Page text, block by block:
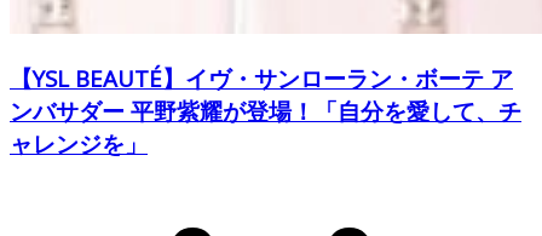
【YSL BEAUTÉ】イヴ・サンローラン・ボーテ ア
ンバサダー 平野紫耀が登場！「自分を愛して、チ
ャレンジを」